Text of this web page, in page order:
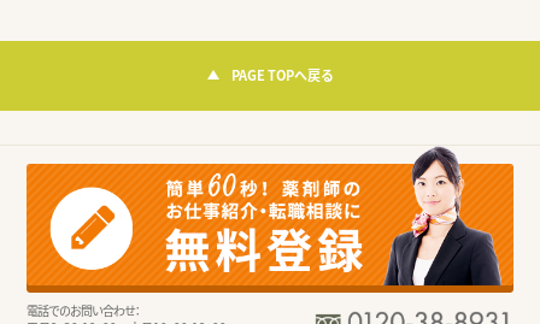
PAGE TOPへ戻る
電話でのお問い合わせ：